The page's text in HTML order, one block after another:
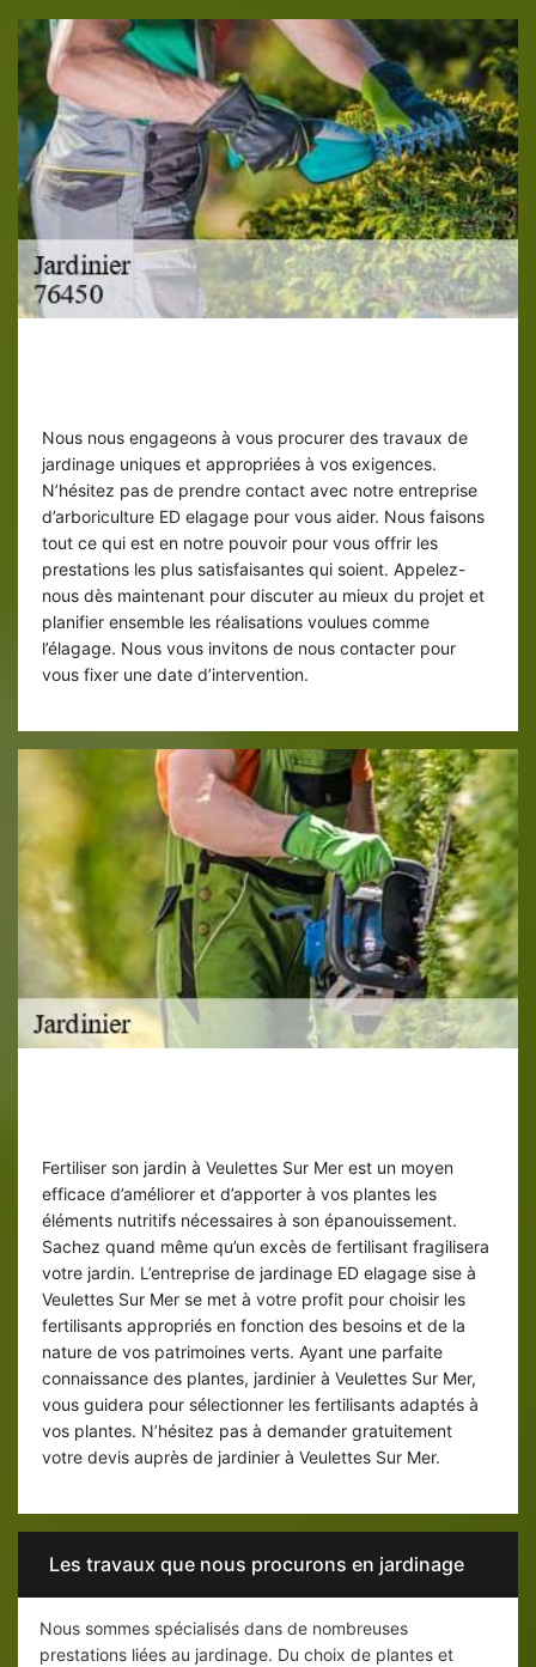
Nous nous engageons à vous procurer des travaux de
jardinage uniques et appropriées à vos exigences.
N’hésitez pas de prendre contact avec notre entreprise
d’arboriculture ED elagage pour vous aider. Nous faisons
tout ce qui est en notre pouvoir pour vous offrir les
prestations les plus satisfaisantes qui soient. Appelez-
nous dès maintenant pour discuter au mieux du projet et
planifier ensemble les réalisations voulues comme
l’élagage. Nous vous invitons de nous contacter pour
vous fixer une date d’intervention.
Fertiliser son jardin à Veulettes Sur Mer est un moyen
efficace d’améliorer et d’apporter à vos plantes les
éléments nutritifs nécessaires à son épanouissement.
Sachez quand même qu’un excès de fertilisant fragilisera
votre jardin. L’entreprise de jardinage ED elagage sise à
Veulettes Sur Mer se met à votre profit pour choisir les
fertilisants appropriés en fonction des besoins et de la
nature de vos patrimoines verts. Ayant une parfaite
connaissance des plantes, jardinier à Veulettes Sur Mer,
vous guidera pour sélectionner les fertilisants adaptés à
vos plantes. N’hésitez pas à demander gratuitement
votre devis auprès de jardinier à Veulettes Sur Mer.
Les travaux que nous procurons en jardinage
Nous sommes spécialisés dans de nombreuses
prestations liées au jardinage. Du choix de plantes et